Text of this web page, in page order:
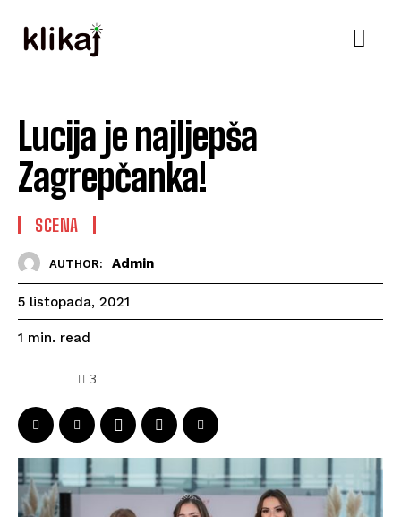
Lucija je najljepša
Zagrepčanka!
SCENA
AUTHOR: Admin
5 listopada, 2021
1 min. read
3